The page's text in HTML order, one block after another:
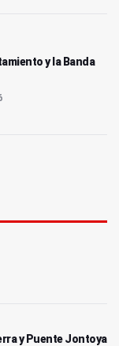
y la Banda
y Puente Jontoya